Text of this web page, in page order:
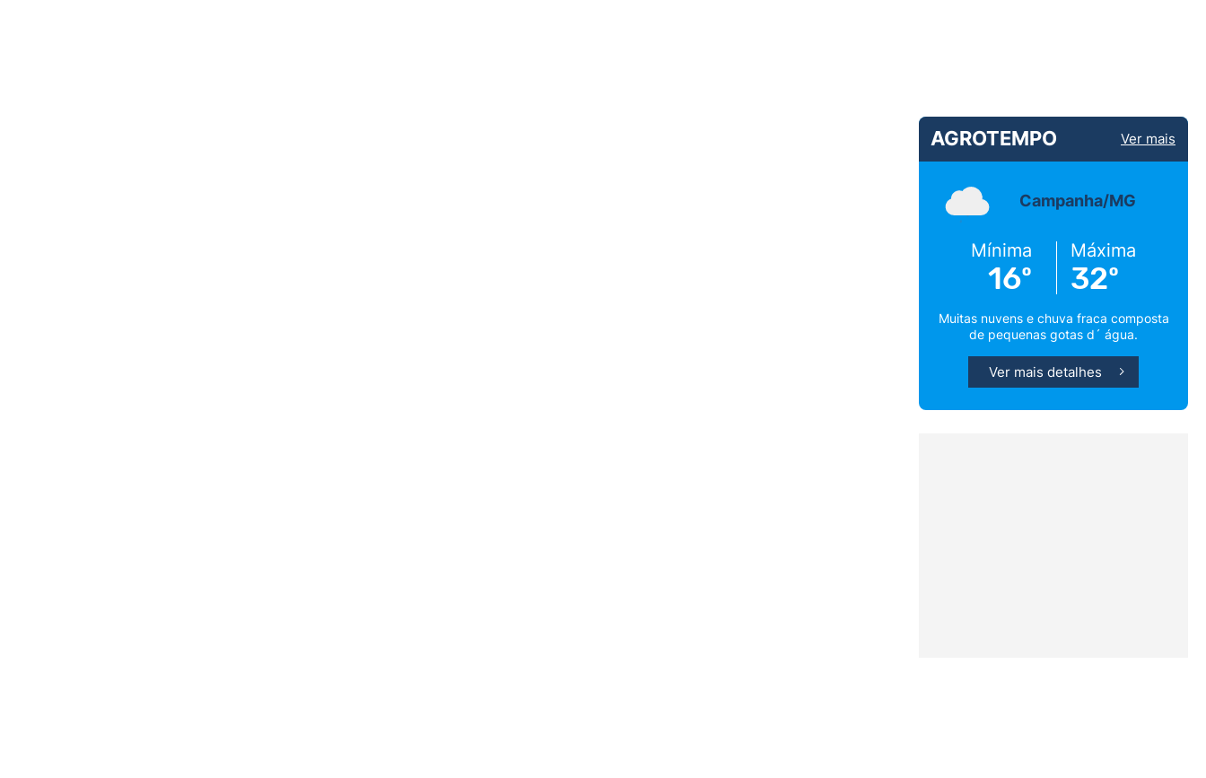
AGROTEMPO Ver mais
Campanha/MG
Mínima
16º
Máxima
32º
Muitas nuvens e chuva fraca composta
de pequenas gotas d´ água.
Ver mais detalhes